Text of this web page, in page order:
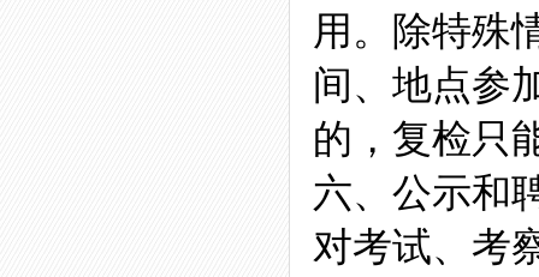
用。除特殊
间、地点参
的，复检只
六、公示和
对考试、考